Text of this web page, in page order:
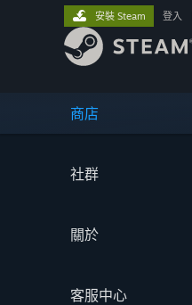
商店
社群
關於
客服中心
安裝 Steam 登入